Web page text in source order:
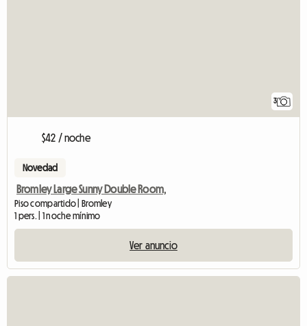
3
$42 / noche
Novedad
Bromley Large Sunny Double Room,
Piso compartido | Bromley
1 pers. | 1 noche mínimo
Ver anuncio